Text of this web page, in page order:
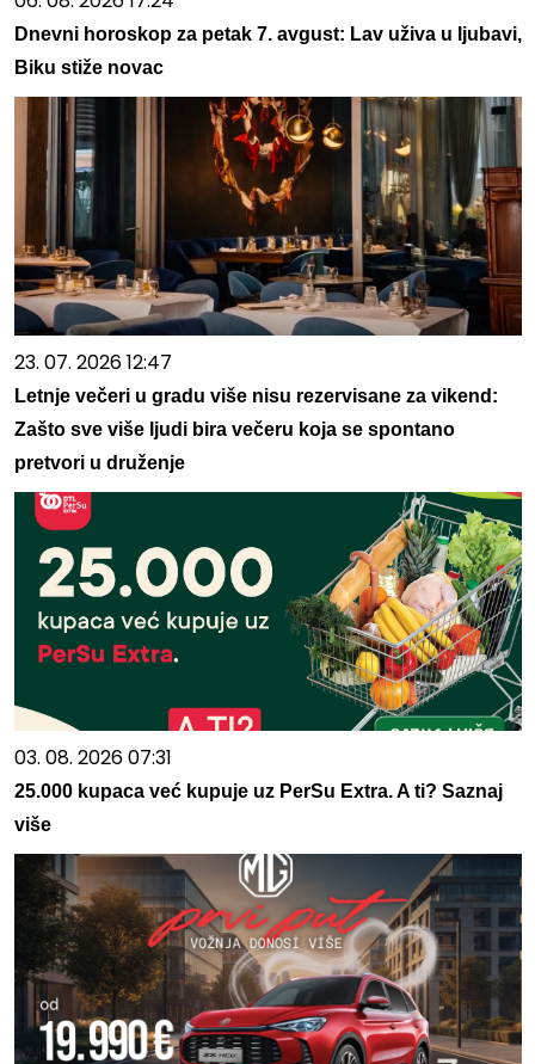
Dnevni horoskop za petak 7. avgust: Lav uživa u ljubavi,
Biku stiže novac
23. 07. 2026 12:47
Letnje večeri u gradu više nisu rezervisane za vikend:
Zašto sve više ljudi bira večeru koja se spontano
pretvori u druženje
03. 08. 2026 07:31
25.000 kupaca već kupuje uz PerSu Extra. A ti? Saznaj
više